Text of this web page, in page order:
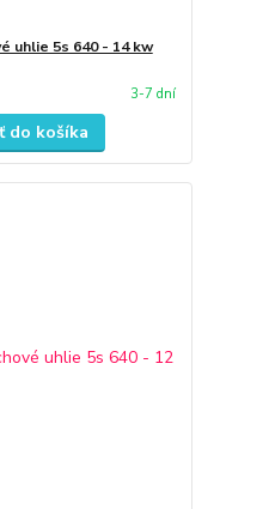
uhlie 5s 640 - 14 kw
3-7 dní
do košíka